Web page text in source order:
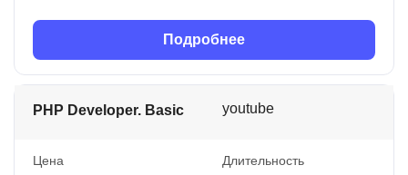
Подробнее
PHP Developer. Basic youtube
Цена Длительность